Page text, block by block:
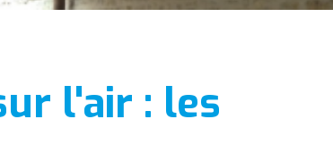
l'air : les